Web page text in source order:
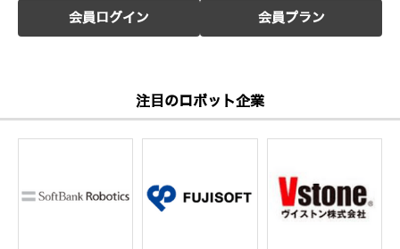
会員ログイン 会員プラン
注目のロボット企業